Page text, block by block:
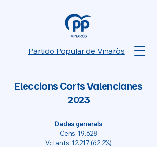
Partido Popular de Vinaròs
Eleccions Corts Valencianes
2023
Dades generals
Cens: 19.628
Votants:12.217 (62,2%)